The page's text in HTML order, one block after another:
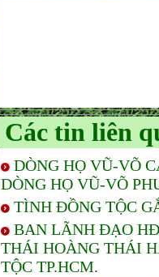
Các tin liên
DÒNG HỌ VŨ-VÕ
DÒNG HỌ VŨ-VÕ
TÌNH ĐỒNG TỘC
BAN LÃNH ĐẠO
THÁI HOÀNG THÁI
TỘC TP.HCM.